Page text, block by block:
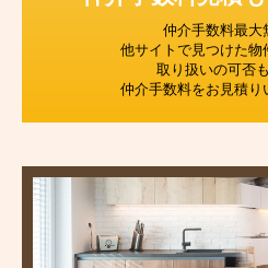
仲介手数料最大
他サイトで見つけた物
取り扱いの可否も
仲介手数料をお見積り